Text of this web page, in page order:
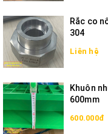
Rắc co
304
Liên hệ
Khuôn
600mm
600.000đ